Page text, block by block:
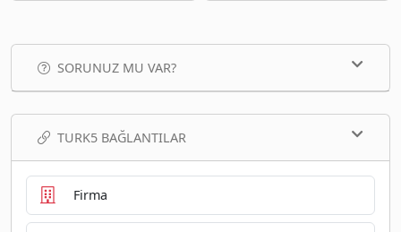
SORUNUZ MU VAR?
TURK5 BAĞLANTILAR
Firma